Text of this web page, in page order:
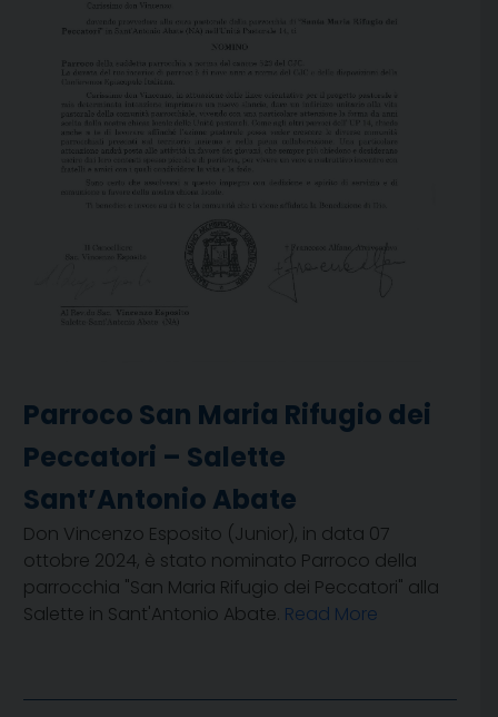
Parroco San Maria Rifugio dei
Peccatori – Salette
Sant’Antonio Abate
Don Vincenzo Esposito (Junior), in data 07
ottobre 2024, è stato nominato Parroco della
parrocchia "San Maria Rifugio dei Peccatori" alla
Salette in Sant'Antonio Abate. Read More